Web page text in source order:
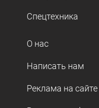
Спецтехника
О нас
Написать нам
Реклама на сайте